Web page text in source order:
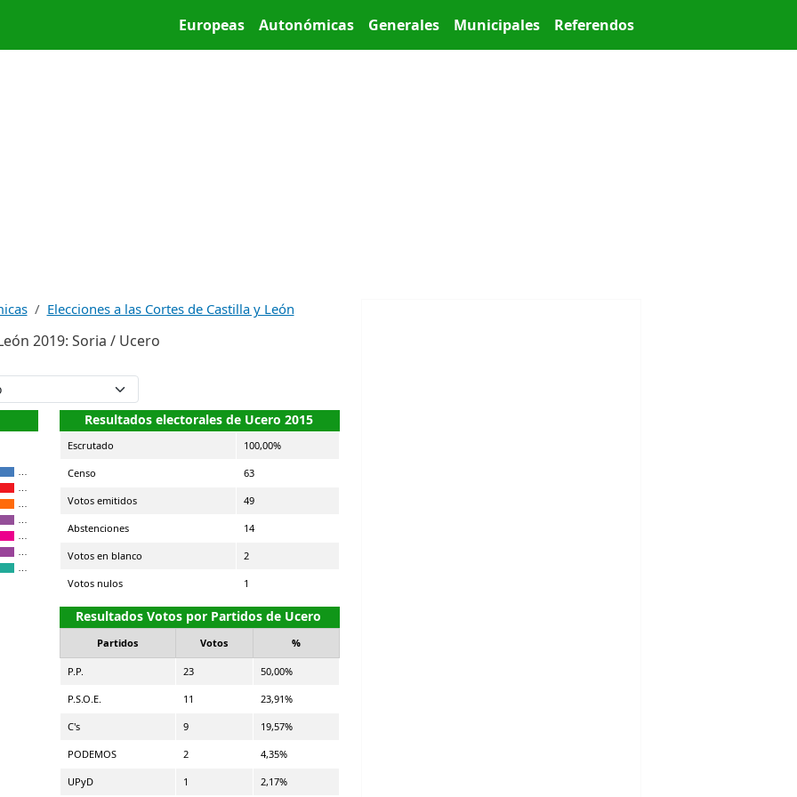
Main menu
Europeas Autonómicas Generales Municipales Referendos
Elecciones a las Cortes de Castilla y León
2019: Soria / Ucero
Resultados electorales de Ucero 2015
Escrutado 100,00%
Censo 63
Votos emitidos 49
Abstenciones 14
Votos en blanco 2
Votos nulos 1
Resultados Votos por Partidos de Ucero
Partidos Votos %
P.P. 23 50,00%
P.S.O.E. 11 23,91%
C's 9 19,57%
PODEMOS 2 4,35%
UPyD 1 2,17%